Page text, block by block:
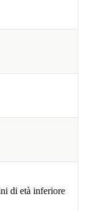
di età inferiore